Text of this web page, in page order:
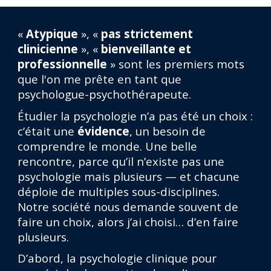
«Atypique », « pas strictement
clinicienne », « bienveillante et
professionnelle » sont les premiers mots
que l'on me prête en tant que
psychologue-psychothérapeute.
Étudier la psychologie n’a pas été un choix :
c’était une évidence, un besoin de
comprendre le monde. Une belle
rencontre, parce qu’il n’existe pas une
psychologie mais plusieurs — et chacune
déploie de multiples sous-disciplines.
Notre société nous demande souvent de
faire un choix, alors j’ai choisi… d’en faire
plusieurs.
D’abord, la psychologie clinique pour